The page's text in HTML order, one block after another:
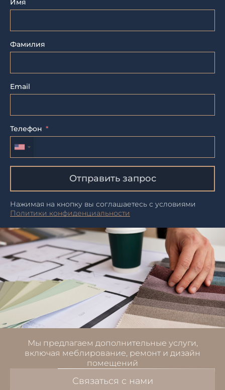
Имя
Фамилия
Email
Телефон
Отправить запрос
Нажимая на кнопку вы соглашаетесь с условиями
Политики конфиденциальности
Мы предлагаем дополнительные услуги,
включая меблирование, ремонт и дизайн
помещений
Связаться с нами